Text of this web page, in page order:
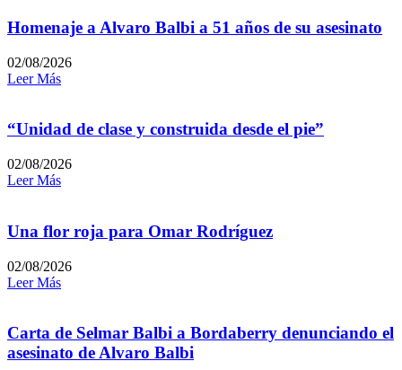
Homenaje a Alvaro Balbi a 51 años de su asesinato
02/08/2026
Leer Más
“Unidad de clase y construida desde el pie”
02/08/2026
Leer Más
Una flor roja para Omar Rodríguez
02/08/2026
Leer Más
Carta de Selmar Balbi a Bordaberry denunciando el
asesinato de Alvaro Balbi